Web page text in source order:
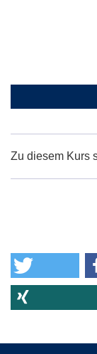
Zu diesem Kurs